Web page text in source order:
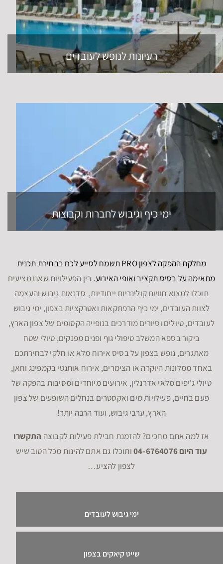
רעיונות לנופש לעובדים
ימי כיף וגיבוש לחברות וקבוצות
מחלקת ההפקה לצפון PRO תשמח לסייע לכם בבחירת תכנית
מתאימה על בסיס תקציב ואופי האירוע. בין הפעילויות שאנו מציעים
תוכלו למצוא חוויות קולינריות ייחודיות, סדנאות גיבוש והעצמה
לצוות העובדים, ימי כיף הרפתקאות ואטרקציות בצפון, ימי גיבוש
לעובדים, טיולים וסיורים מודרכים בנופייה הקסומים של צפון הארץ,
ביקור בספא המשלב טיפולי גוף ופנים מפנקים, טיולי שטח
מאתגרים, נופש בצפון על בסיס אירוח מלא או חלקי לבחירתכם
באחד ממלונות היוקרה או הצימרים, אירוח אותנטי בקמפינג וחאן,
טיולי ג'יפים מלאי אדרנלין, אירועים מיוחדים ומסיבות בהפקה של
פעם בחיים, פעילויות מים ואקסטרים בנחלים השופעים של צפון
הארץ, ערבי גיבוש, ועוד הרבה יותר!
אז למה אתם מחכים? להזמנת חבילת פעילות לקבוצה התקשרו
עוד היום 04-6764076
ותוכלו גם אתם להינות מכל הטוב שיש
לצפון להציע…
ימי גיבוש לעובדים
שייט קיאקים בצפון